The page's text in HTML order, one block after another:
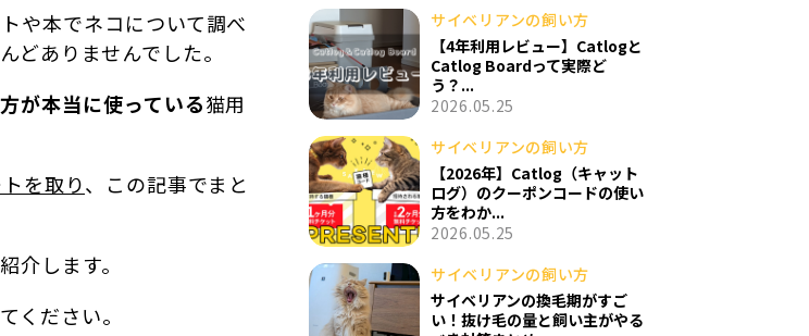
や本でネコについて調べ
どありませんでした。
が本当に使っている猫用
を取り、この記事でまと
介します。
ください。
サイベリアンの飼い方
【4年利用レビュー】Catlogと
Catlog Boardって実際ど
う？...
2026.05.25
サイベリアンの飼い方
【2026年】Catlog（キャット
ログ）のクーポンコードの使い
方をわか...
2026.05.25
サイベリアンの飼い方
サイベリアンの換毛期がすご
い！抜け毛の量と飼い主がやる